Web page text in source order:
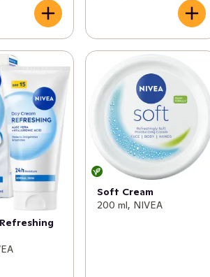
Soft Cream
200 ml, NIVEA